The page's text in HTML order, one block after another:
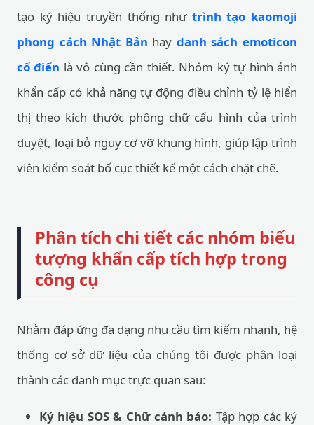
tạo ký hiệu truyền thống như trình tạo kaomoji
phong cách Nhật Bản hay danh sách emoticon
cổ điển là vô cùng cần thiết. Nhóm ký tự hình ảnh
khẩn cấp có khả năng tự động điều chỉnh tỷ lệ hiển
thị theo kích thước phông chữ cấu hình của trình
duyệt, loại bỏ nguy cơ vỡ khung hình, giúp lập trình
viên kiểm soát bố cục thiết kế một cách chặt chẽ.
Phân tích chi tiết các nhóm biểu
tượng khẩn cấp tích hợp trong
công cụ
Nhằm đáp ứng đa dạng nhu cầu tìm kiếm nhanh, hệ
thống cơ sở dữ liệu của chúng tôi được phân loại
thành các danh mục trực quan sau:
Ký hiệu SOS & Chữ cảnh báo: Tập hợp các ký